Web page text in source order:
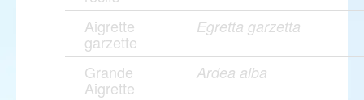
Aigrette
garzette
Egretta garzetta
Grande
Aigrette
Ardea alba